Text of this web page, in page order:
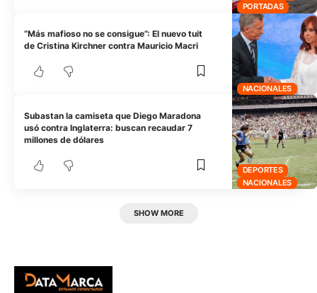
PORTADAS
NACIONALES
“Más mafioso no se consigue”: El nuevo tuit
de Cristina Kirchner contra Mauricio Macri
DEPORTES
NACIONALES
Subastan la camiseta que Diego Maradona
usó contra Inglaterra: buscan recaudar 7
millones de dólares
SHOW MORE